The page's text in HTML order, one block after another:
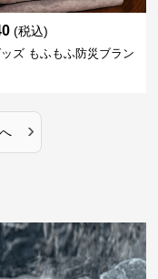
(税込)
ズ もふもふ防災ブラン
›